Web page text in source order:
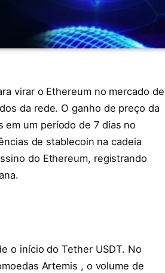
virar o Ethereum no mercado de
da rede. O ganho de preço da
em um período de 7 dias no
de stablecoin na cadeia
do Ethereum, registrando
o início do Tether USDT. No
Artemis , o volume de